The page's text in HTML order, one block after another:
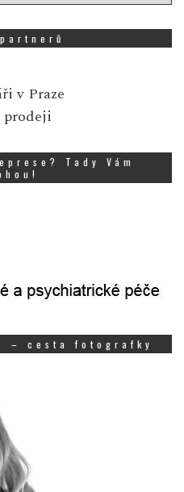
v Praze
prodeji
Tady Vám
– cesta fotografky